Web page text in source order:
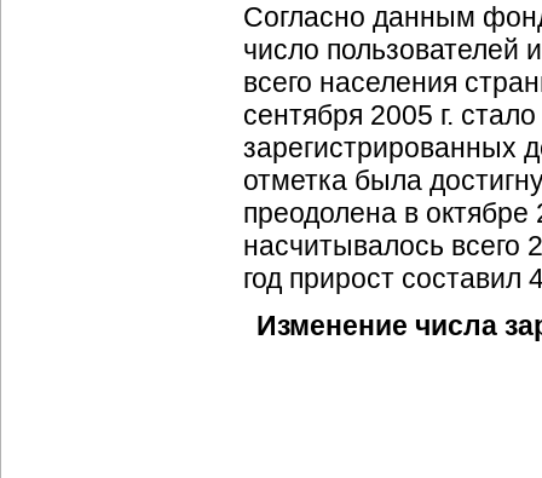
Согласно данным
число пользователей
всего населения
сентября 2005 г.
зарегистрированных
отметка была
преодолена в октябре
насчитывалось всего
год прирост составил
Изменение числа